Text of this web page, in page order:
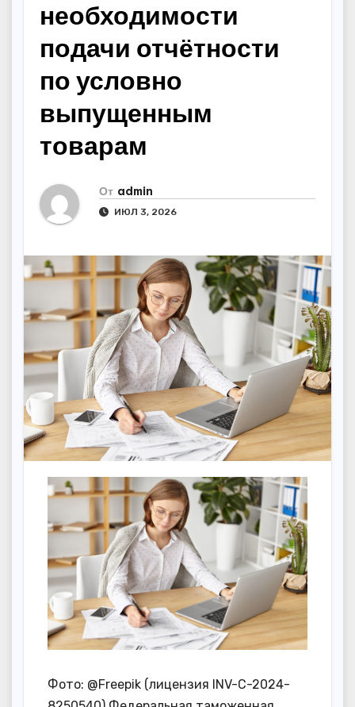
необходимости
подачи отчётности
по условно
выпущенным
товарам
От admin
ИЮЛ 3, 2026
Фото: @Freepik (лицензия INV-C-2024-